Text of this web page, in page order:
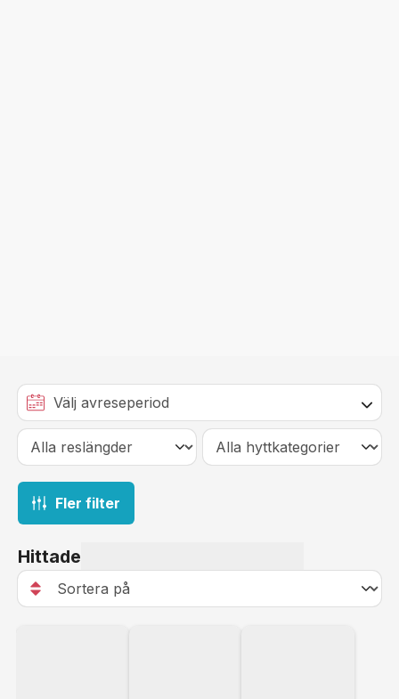
Fler filter
Hittade